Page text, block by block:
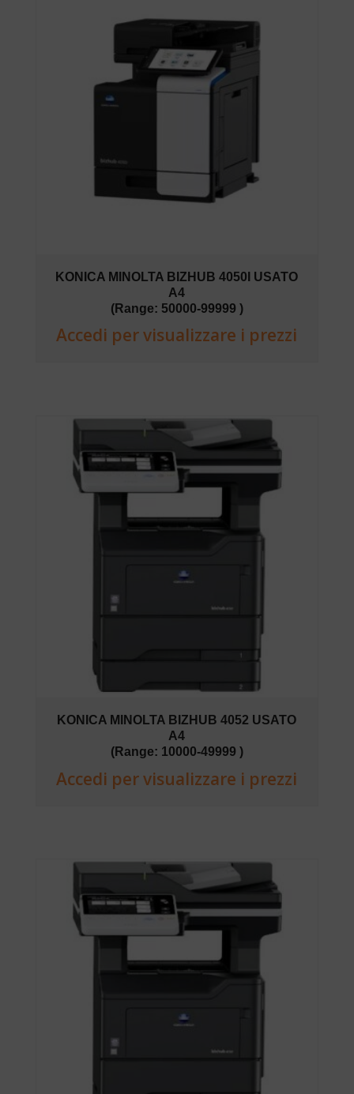
KONICA MINOLTA BIZHUB 4050I USATO
A4
(Range: 50000-99999 )
Accedi per visualizzare i prezzi
KONICA MINOLTA BIZHUB 4052 USATO
A4
(Range: 10000-49999 )
Accedi per visualizzare i prezzi